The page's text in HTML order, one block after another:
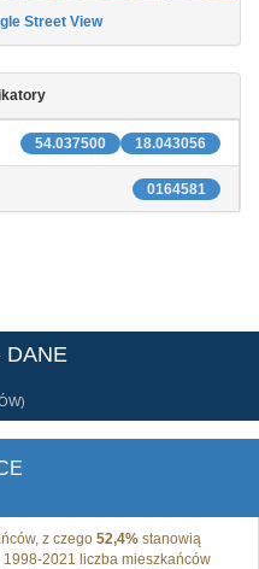
Street View
18.043056
54.037500
0164581
DANE
z czego 52,4% stanowią
1998-2021 liczba mieszkańców